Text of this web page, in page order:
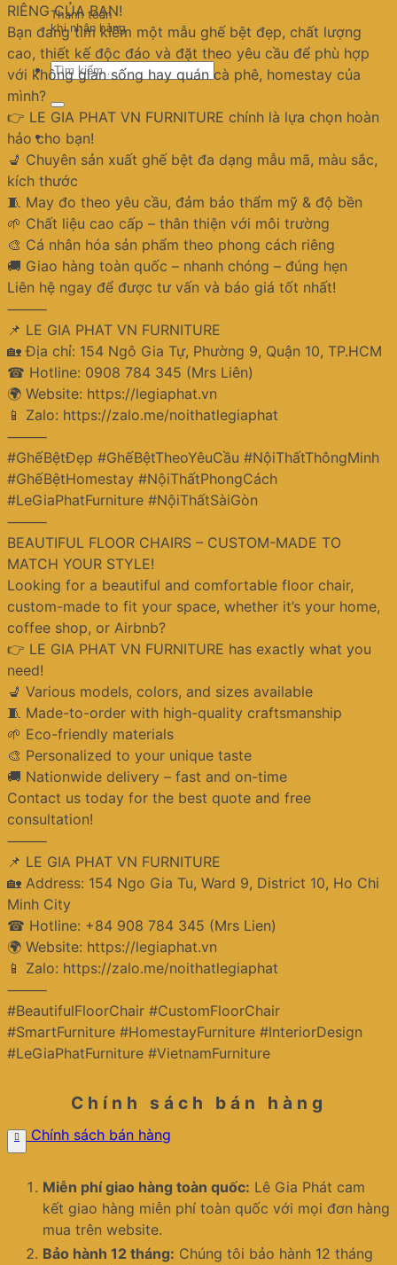
Thanh toán
khi nhận hàng
Tìm
RIÊNG CỦA BẠN!
Bạn đang tìm kiếm một mẫu ghế bệt đẹp, chất lượng
cao, thiết kế độc đáo và đặt theo yêu cầu để phù hợp
với không gian sống hay quán cà phê, homestay của
mình?
👉 LE GIA PHAT VN FURNITURE chính là lựa chọn hoàn
hảo cho bạn!
💺 Chuyên sản xuất ghế bệt đa dạng mẫu mã, màu sắc,
kích thước
🧵 May đo theo yêu cầu, đảm bảo thẩm mỹ & độ bền
🌱 Chất liệu cao cấp – thân thiện với môi trường
🎨 Cá nhân hóa sản phẩm theo phong cách riêng
🚚 Giao hàng toàn quốc – nhanh chóng – đúng hẹn
Liên hệ ngay để được tư vấn và báo giá tốt nhất!
⸻
📌 LE GIA PHAT VN FURNITURE
🏡 Địa chỉ: 154 Ngô Gia Tự, Phường 9, Quận 10, TP.HCM
☎ Hotline: 0908 784 345 (Mrs Liên)
🌍 Website: https://legiaphat.vn
📱 Zalo: https://zalo.me/noithatlegiaphat
⸻
#GhếBệtĐẹp #GhếBệtTheoYêuCầu #NộiThấtThôngMinh
#GhếBệtHomestay #NộiThấtPhongCách
#LeGiaPhatFurniture #NộiThấtSàiGòn
⸻
BEAUTIFUL FLOOR CHAIRS – CUSTOM-MADE TO
MATCH YOUR STYLE!
Looking for a beautiful and comfortable floor chair,
custom-made to fit your space, whether it’s your home,
coffee shop, or Airbnb?
👉 LE GIA PHAT VN FURNITURE has exactly what you
need!
💺 Various models, colors, and sizes available
🧵 Made-to-order with high-quality craftsmanship
🌱 Eco-friendly materials
🎨 Personalized to your unique taste
🚚 Nationwide delivery – fast and on-time
Contact us today for the best quote and free
consultation!
⸻
📌 LE GIA PHAT VN FURNITURE
🏡 Address: 154 Ngo Gia Tu, Ward 9, District 10, Ho Chi
Minh City
☎ Hotline: +84 908 784 345 (Mrs Lien)
🌍 Website: https://legiaphat.vn
📱 Zalo: https://zalo.me/noithatlegiaphat
⸻
#BeautifulFloorChair #CustomFloorChair
#SmartFurniture #HomestayFurniture #InteriorDesign
#LeGiaPhatFurniture #VietnamFurniture
Chính sách bán hàng
Chính sách bán hàng
Miễn phí giao hàng toàn quốc: Lê Gia Phát cam
kết giao hàng miễn phí toàn quốc với mọi đơn hàng
mua trên website.
Bảo hành 12 tháng: Chúng tôi bảo hành 12 tháng